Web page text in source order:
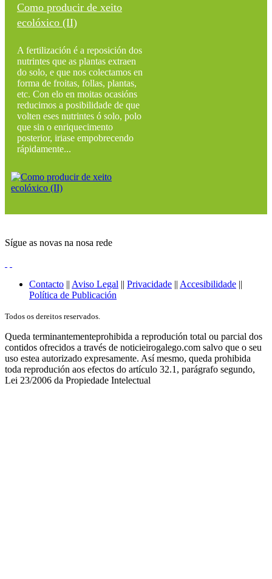
Como producir de xeito
ecolóxico (II)
A fertilización é a reposición dos
nutrintes que as plantas extraen
do solo, e que nos colectamos en
forma de froitas, follas, plantas,
etc. Con elo en moitas ocasións
reducimos a posibilidade de que
volten eses nutrintes ó solo, polo
que sin o enriquecimento
posterior, iriase empobrecendo
rápidamente...
Sígue as novas na nosa rede
Contacto || Aviso Legal || Privacidade || Accesibilidade ||
Política de Publicación
Todos os dereitos reservados.
Queda terminantementeprohibida a reprodución total ou parcial dos
contidos ofrecidos a través de noticieirogalego.com salvo que o seu
uso estea autorizado expresamente. Así mesmo, queda prohibida
toda reprodución aos efectos do artículo 32.1, parágrafo segundo,
Lei 23/2006 da Propiedade Intelectual